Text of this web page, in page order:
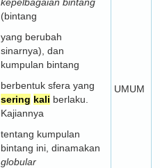
(bintang
yang berubah
sinarnya), dan
kumpulan bintang
berbentuk sfera yang
sering kali berlaku.
Kajiannya
tentang kumpulan
bintang ini, dinamakan
globular
UMUM